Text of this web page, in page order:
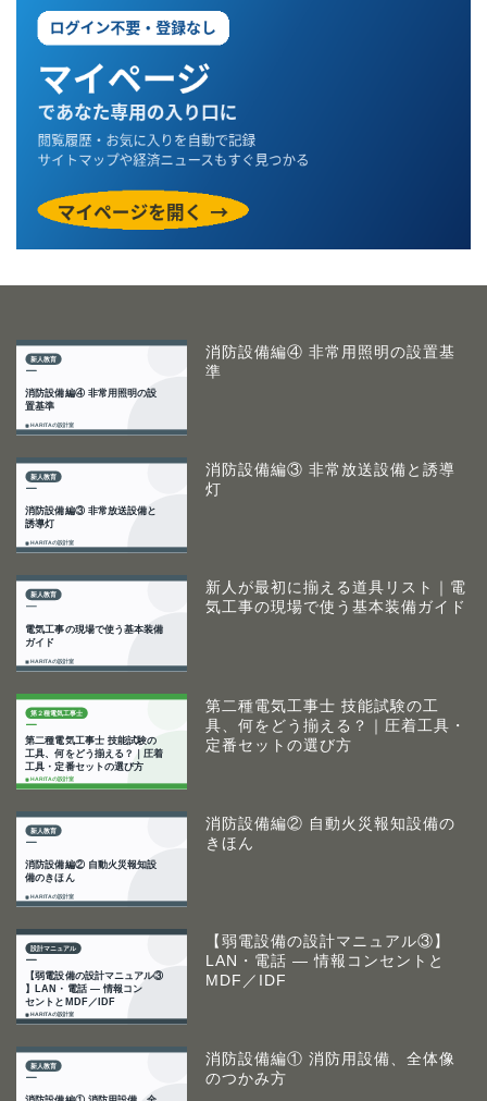
消防設備編④ 非常用照明の設置基
準
消防設備編③ 非常放送設備と誘導
灯
新人が最初に揃える道具リスト｜電
気工事の現場で使う基本装備ガイド
第二種電気工事士 技能試験の工
具、何をどう揃える？｜圧着工具・
定番セットの選び方
消防設備編② 自動火災報知設備の
きほん
【弱電設備の設計マニュアル③】
LAN・電話 ― 情報コンセントと
MDF／IDF
消防設備編① 消防用設備、全体像
のつかみ方